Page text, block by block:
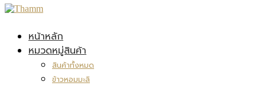
หน้าหลัก
หมวดหมู่สินค้า
สินค้าทั้งหมด
ข้าวหอมมะลิ